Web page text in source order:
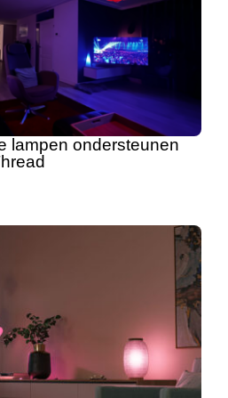
lampen ondersteunen